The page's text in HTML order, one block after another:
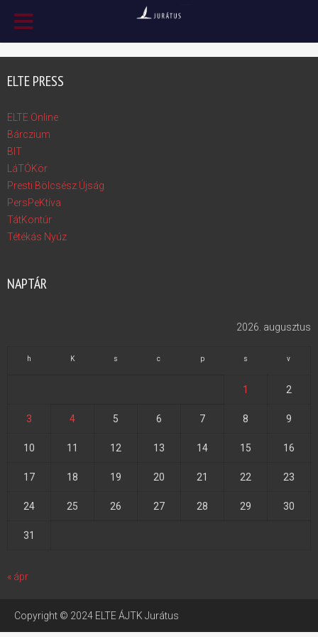
ELTE PRESS
ELTE Online
Bárczium
BIT
LáTÓKör
Presti Bölcsész Újság
PersPeKtíva
TátKontúr
Tétékás Nyúz
NAPTÁR
2026. augusztus
h K s c p s v
1 2
3 4 5 6 7 8 9
10 11 12 13 14 15 16
17 18 19 20 21 22 23
24 25 26 27 28 29 30
31
« ápr
Copyright © 2024 ELTE ÁJTK Jurátus